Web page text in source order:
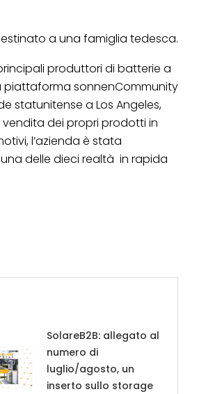
a una famiglia tedesca.
produttori di batterie a
piattaforma sonnenCommunity
statunitense a Los Angeles,
dei propri prodotti in
l’azienda è stata
delle dieci realtà in rapida
SolareB2B: allegato al
numero di
luglio/agosto, un
inserto sullo storage